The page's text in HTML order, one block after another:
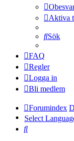
Aktiva
Sök
FAQ
Regler
Logga in
Bli medlem
Forumindex
Select
Sök